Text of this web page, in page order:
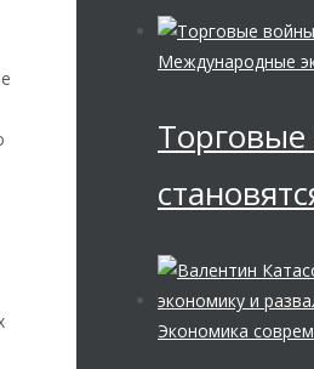
Международные
Экономика